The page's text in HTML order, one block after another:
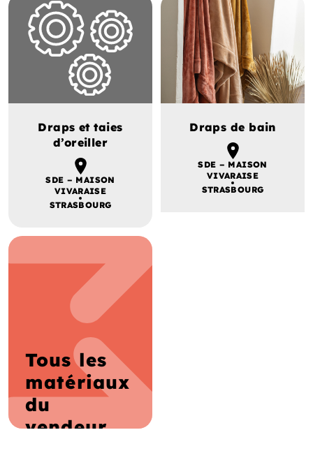
Draps et taies
d’oreiller
SDE – MAISON
VIVARAISE
STRASBOURG
Draps de bain
SDE – MAISON
VIVARAISE
STRASBOURG
Tous les
matériaux
du
vendeur